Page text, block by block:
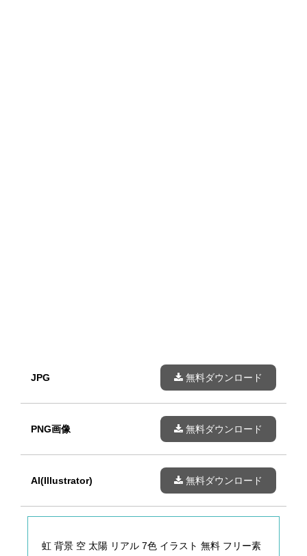
JPG 無料ダウンロード
PNG画像 無料ダウンロード
AI(Illustrator) 無料ダウンロード
虹 背景 空 太陽 リアル 7色 イラスト 無料 フリー素